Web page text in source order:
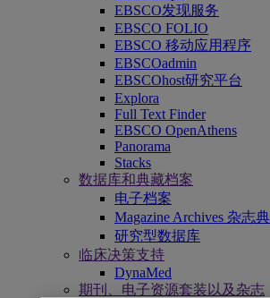
EBSCO发现服务
EBSCO FOLIO
EBSCO 移动应用程序
EBSCOadmin
EBSCOhost研究平台
Explora
Full Text Finder
EBSCO OpenAthens
Panorama
Stacks
数据库和典藏档案
电子档案
Magazine Archives 杂志
研究型数据库
临床决策支持
DynaMed
期刊、电子资源套装以及杂志